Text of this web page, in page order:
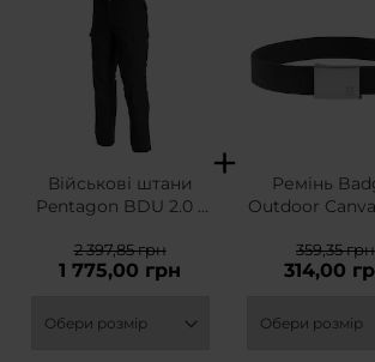
Військові штани
Pentagon BDU 2.0 -
1 775,00 грн
2 397,85 грн
Ремінь
Outdoor
314,00
359,35 грн